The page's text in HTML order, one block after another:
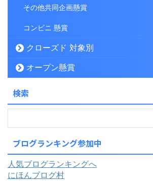
その他共同企画懸賞
コンビニ 懸賞
クローズド 対象別
オープン懸賞
検索
ブログランキング参加中
人気ブログランキングへ
にほんブログ村